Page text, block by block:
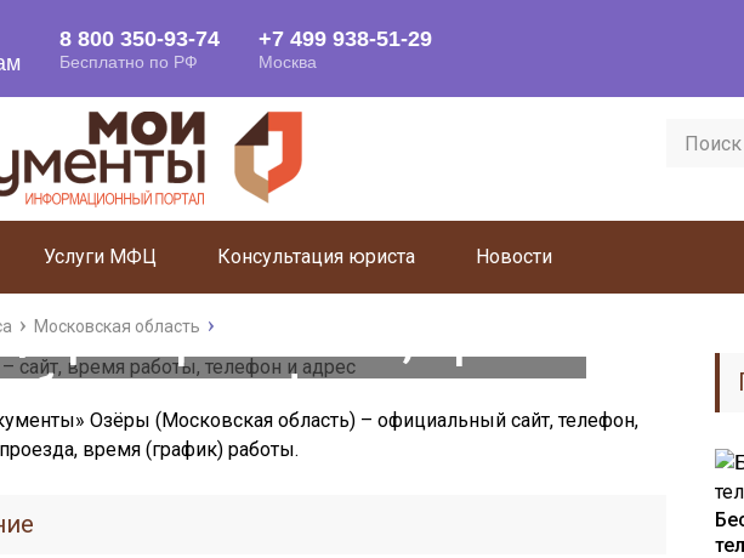
Услуги МФЦ Консультация юриста Новости
Московская область
Озёры – сайт, время
телефон и адрес
Озёры (Московская область) – официальный сайт, телефон,
время (график) работы.